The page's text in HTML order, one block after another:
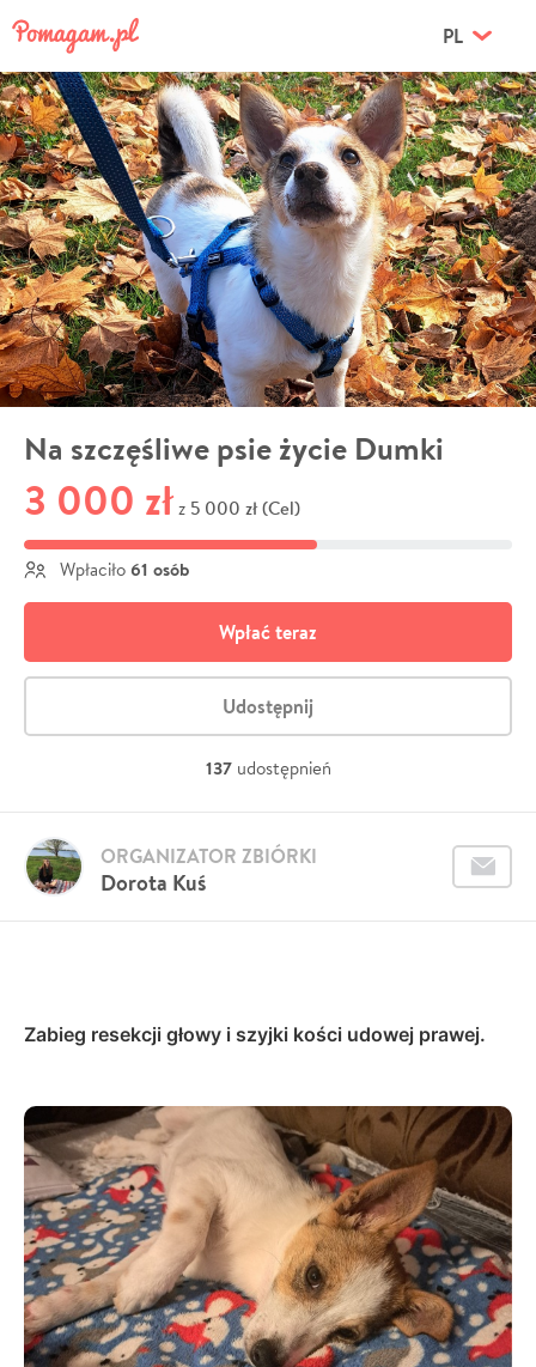
PL
Na szczęśliwe psie życie Dumki
3 000 zł z 5 000 zł (Cel)
Wpłaciło 61 osób
Wpłać teraz
Udostępnij
137 udostępnień
Dorota Kuś
ORGANIZATOR ZBIÓRKI
Zabieg resekcji głowy i szyjki kości udowej prawej.